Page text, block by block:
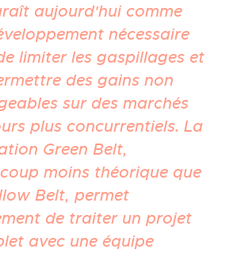
aujourd'hui comme
nécessaire
limiter les gaspillages et
des gains non
sur des marchés
plus concurrentiels. La
Green Belt,
moins théorique que
Belt, permet
de traiter un projet
avec une équipe